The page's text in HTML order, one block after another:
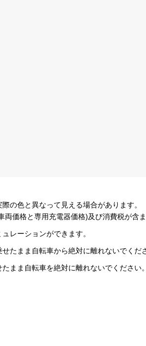
の色と異なって見える場合があります。
価格と専用充電器価格)及び消費税が含ま
レーションができます。
たまま自転車から絶対に離れないでくだ
まま自転車を絶対に離れないでください。